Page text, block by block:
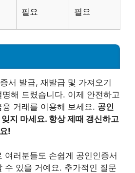
필요 필요
서 발급, 재발급 및 가져오기
해 드렸습니다. 이제 안전하고
거래를 이용해 보세요. 공인
지 마세요. 항상 제때 갱신하고
!
여러분들도 손쉽게 공인인증서
수 있을 거예요. 추가적인 질문